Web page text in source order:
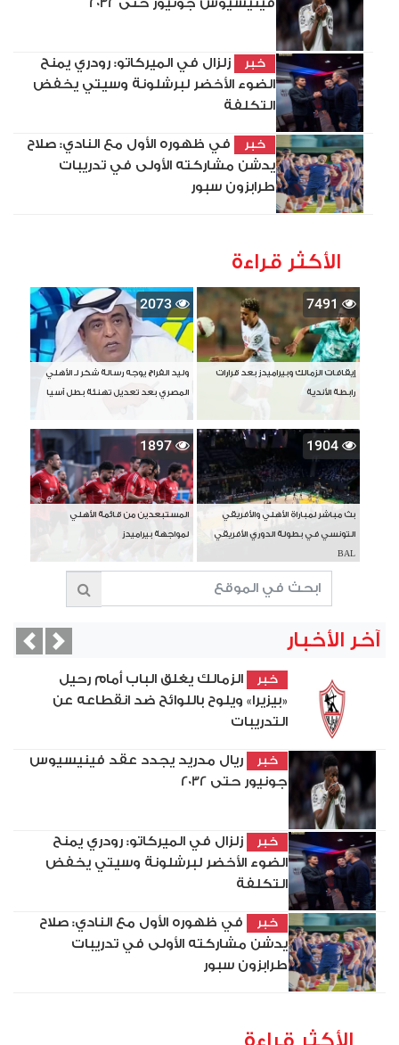
فينيسيوس جونيور حتى 2032
خبر
زلزال في الميركاتو: رودري يمنح
الضوء الأخضر لبرشلونة وسيتي يخفض
التكلفة
خبر
في ظهوره الأول مع النادي: صلاح
يدشن مشاركته الأولى في تدريبات
طرابزون سبور
الأكثر قراءة
7491
إيقافات الزمالك وبيراميدز بعد قرارات
رابطة الأندية
2073
وليد الفراج يوجه رسالة شكر لـ الأهلي
المصري بعد تعديل تهنئة بطل آسيا
1904
بث مباشر لمباراة الأهلي والأفريقي
التونسي في بطولة الدوري الأفريقي
BAL
1897
المستبعدين من قائمة الأهلي
لمواجهة بيراميدز
آخر الأخبار
خبر
الزمالك يغلق الباب أمام رحيل
«بيزيرا» ويلوح باللوائح ضد انقطاعه عن
التدريبات
خبر
ريال مدريد يجدد عقد فينيسيوس
جونيور حتى 2032
خبر
زلزال في الميركاتو: رودري يمنح
الضوء الأخضر لبرشلونة وسيتي يخفض
التكلفة
خبر
في ظهوره الأول مع النادي: صلاح
يدشن مشاركته الأولى في تدريبات
طرابزون سبور
Next